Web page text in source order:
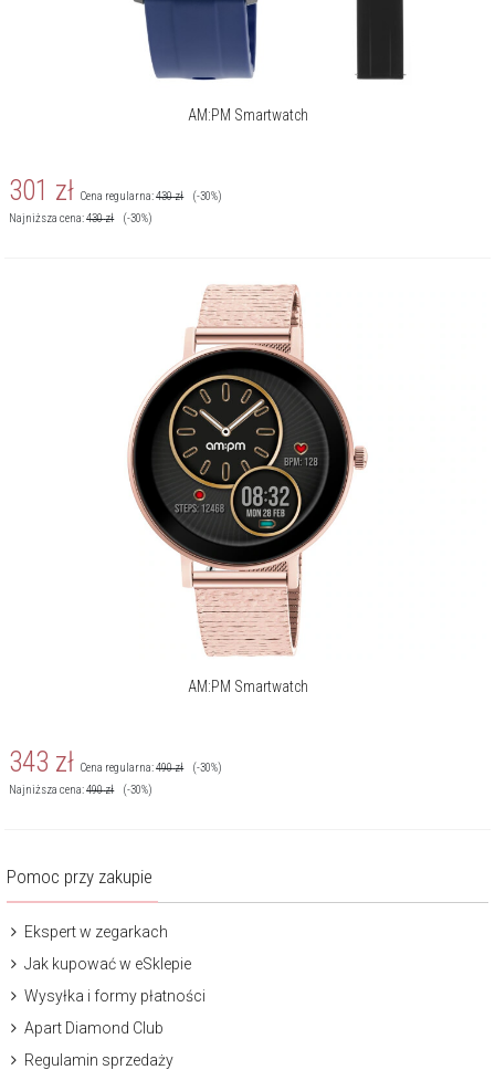
AM:PM Smartwatch
301 zł Cena regularna:430zł
(-30%)
Najniższa cena:430zł (-30%)
AM:PM Smartwatch
343 zł Cena regularna:490zł
(-30%)
Najniższa cena:490zł (-30%)
Pomoc przy zakupie
Ekspert w zegarkach
Jak kupować w eSklepie
Wysyłka i formy płatności
Apart Diamond Club
Regulamin sprzedaży